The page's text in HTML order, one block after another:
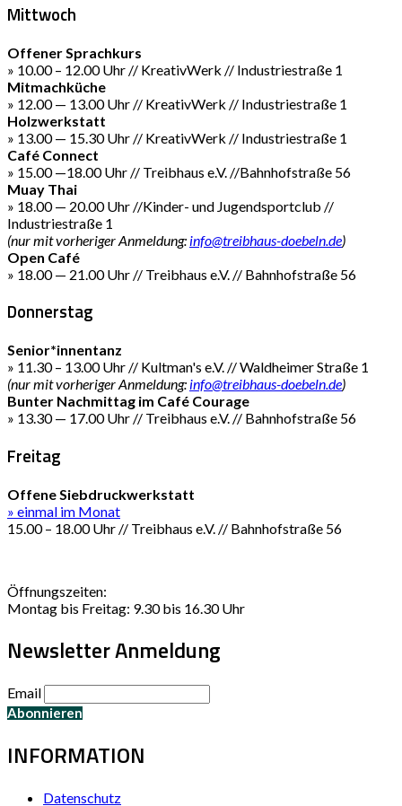
Mittwoch
Offener Sprachkurs
» 10.00 – 12.00 Uhr // KreativWerk // Industriestraße 1
Mitmachküche
» 12.00 — 13.00 Uhr // KreativWerk // Industriestraße 1
Holzwerkstatt
» 13.00 — 15.30 Uhr // KreativWerk // Industriestraße 1
Café Connect
» 15.00 —18.00 Uhr // Treibhaus e.V. //Bahnhofstraße 56
Muay Thai
» 18.00 — 20.00 Uhr //Kinder- und Jugendsportclub //
Industriestraße 1
(nur mit vorheriger Anmeldung: info@treibhaus-doebeln.de)
Open Café
» 18.00 — 21.00 Uhr // Treibhaus e.V. // Bahnhofstraße 56
Donnerstag
Senior*innentanz
» 11.30 – 13.00 Uhr // Kultman's e.V. // Waldheimer Straße 1
(nur mit vorheriger Anmeldung: info@treibhaus-doebeln.de)
Bunter Nachmittag im Café Courage
» 13.30 — 17.00 Uhr // Treibhaus e.V. // Bahnhofstraße 56
Freitag
Offene Siebdruckwerkstatt
» einmal im Monat
15.00 – 18.00 Uhr // Treibhaus e.V. // Bahnhofstraße 56
Öffnungszeiten:
Montag bis Freitag: 9.30 bis 16.30 Uhr
Newsletter Anmeldung
Email
INFORMATION
Datenschutz